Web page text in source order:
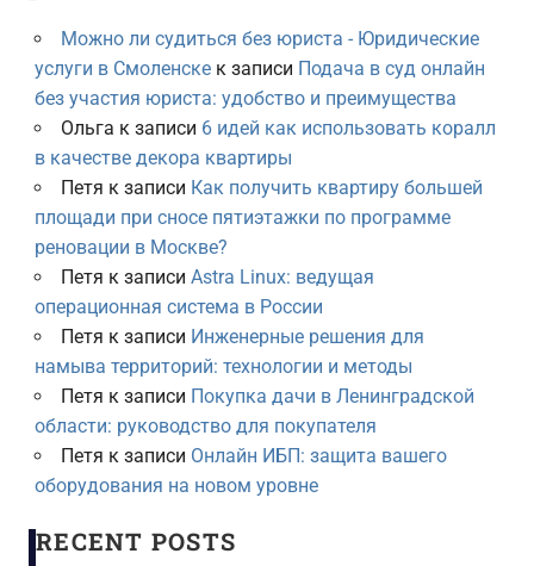
Можно ли судиться без юриста - Юридические
услуги в Смоленскек записи Подача в суд онлайн
без участия юриста: удобство и преимущества
Ольга к записи 6 идей как использовать коралл
в качестве декора квартиры
Петя к записи Как получить квартиру большей
площади при сносе пятиэтажки по программе
реновации в Москве?
Петя к записи Astra Linux: ведущая
операционная система в России
Петя к записи Инженерные решения для
намыва территорий: технологии и методы
Петя к записи Покупка дачи в Ленинградской
области: руководство для покупателя
Петя к записи Онлайн ИБП: защита вашего
оборудования на новом уровне
RECENT POSTS